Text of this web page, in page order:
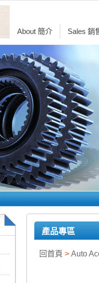
About 簡介 Sales 銷
產品專區
回首頁 > Auto